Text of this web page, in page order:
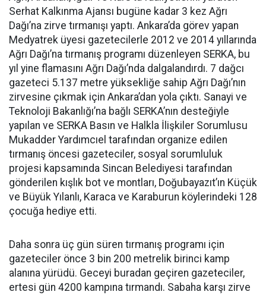
Serhat Kalkınma Ajansı bugüne kadar 3 kez Ağrı
Dağı’na zirve tırmanışı yaptı. Ankara’da görev yapan
Medyatrek üyesi gazetecilerle 2012 ve 2014 yıllarında
Ağrı Dağı’na tırmanış programı düzenleyen SERKA, bu
yıl yine flamasını Ağrı Dağı’nda dalgalandırdı. 7 dağcı
gazeteci 5.137 metre yüksekliğe sahip Ağrı Dağı’nın
zirvesine çıkmak için Ankara’dan yola çıktı. Sanayi ve
Teknoloji Bakanlığı’na bağlı SERKA’nın desteğiyle
yapılan ve SERKA Basın ve Halkla İlişkiler Sorumlusu
Mukadder Yardımcıel tarafından organize edilen
tırmanış öncesi gazeteciler, sosyal sorumluluk
projesi kapsamında Sincan Belediyesi tarafından
gönderilen kışlık bot ve montları, Doğubayazıt’ın Küçük
ve Büyük Yılanlı, Karaca ve Karaburun köylerindeki 128
çocuğa hediye etti.
Daha sonra üç gün süren tırmanış programı için
gazeteciler önce 3 bin 200 metrelik birinci kamp
alanına yürüdü. Geceyi buradan geçiren gazeteciler,
ertesi gün 4200 kampına tırmandı. Sabaha karşı zirve